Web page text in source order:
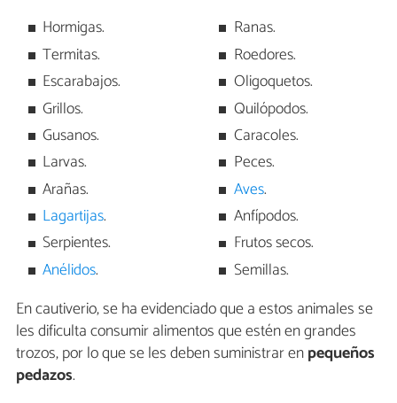
Hormigas.
Termitas.
Escarabajos.
Grillos.
Gusanos.
Larvas.
Arañas.
Lagartijas.
Serpientes.
Anélidos.
Ranas.
Roedores.
Oligoquetos.
Quilópodos.
Caracoles.
Peces.
Aves.
Anfípodos.
Frutos secos.
Semillas.
En cautiverio, se ha evidenciado que a estos animales se
les dificulta consumir alimentos que estén en grandes
trozos, por lo que se les deben suministrar enpequeños
pedazos.